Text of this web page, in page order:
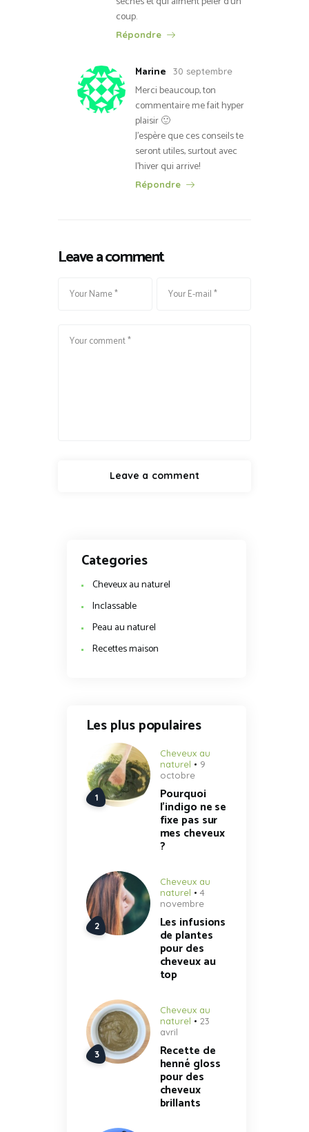
coup.
Répondre
Marine 30 septembre
Merci beaucoup, ton
commentaire me fait hyper
plaisir 🙂
J’espère que ces conseils te
seront utiles, surtout avec
l’hiver qui arrive!
Répondre
Leave a comment
Categories
Cheveux au naturel
Inclassable
Peau au naturel
Recettes maison
Les plus populaires
Cheveux au
naturel
9
octobre
Pourquoi
l’indigo ne se
fixe pas sur
mes cheveux
?
Cheveux au
naturel
4
novembre
Les infusions
de plantes
pour des
cheveux au
top
Cheveux au
naturel
23
avril
Recette de
henné gloss
pour des
cheveux
brillants